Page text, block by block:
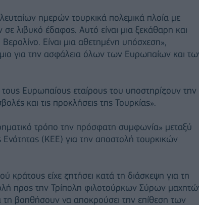
ημερών τουρκικά πολεμικά πλοία με
λιβυκό έδαφος. Αυτό είναι μια ξεκάθαρη και
Είναι μια αθετημένη υπόσχεση»,
για την ασφάλεια όλων των Ευρωπαίων και
Ευρωπαίους εταίρους του υποστηρίζουν την
και τις προκλήσεις της Τουρκίας».
τρόπο την πρόσφατη συμφωνία» μεταξύ
Ενότητας (ΚΕΕ) για την αποστολή τουρκικών
κράτους είχε ζητήσει κατά τη διάσκεψη για τη
προς την Τρίπολη φιλοτούρκων Σύρων
βοηθήσουν να αποκρούσει την επίθεση των